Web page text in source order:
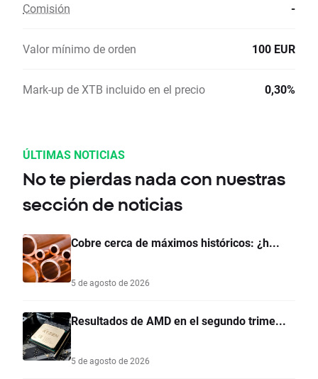
Comisión -
Valor mínimo de orden 100 EUR
Mark-up de XTB incluido en el precio 0,30%
ÚLTIMAS NOTICIAS
No te pierdas nada con nuestras
sección de noticias
Cobre cerca de máximos históricos: ¿h...
5 de agosto de 2026
Resultados de AMD en el segundo trime...
5 de agosto de 2026